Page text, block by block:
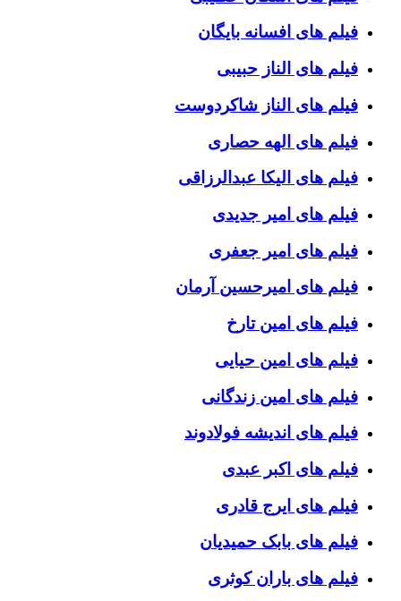
فیلم های افسانه بایگان
فیلم های الناز حبیبی
فیلم های الناز شاکردوست
فیلم های الهه حصاری
فیلم های الیکا عبدالرزاقی
فیلم های امیر جدیدی
فیلم های امیر جعفری
فیلم های امیرحسین آرمان
فیلم های امین تارخ
فیلم های امین حیایی
فیلم های امین زندگانی
فیلم های اندیشه فولادوند
فیلم های اکبر عبدی
فیلم های ایرج قادری
فیلم های بابک حمیدیان
فیلم های باران کوثری